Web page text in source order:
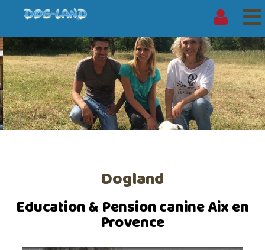
GARDE DE CHIEN
Dogland
Education & Pension canine Aix en
Provence